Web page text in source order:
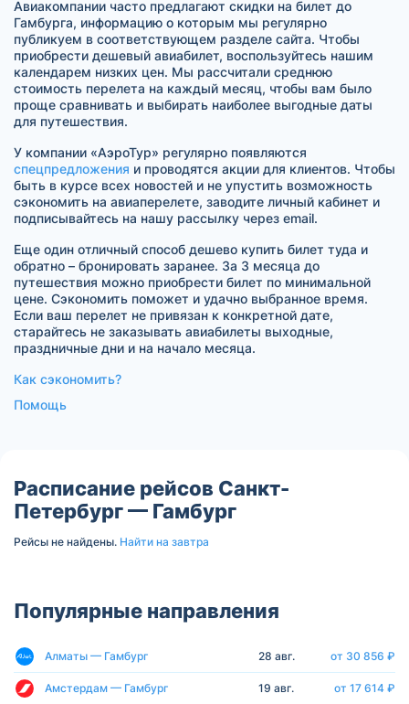
Авиакомпании часто предлагают скидки на билет до
Гамбурга, информацию о которым мы регулярно
публикуем в соответствующем разделе сайта. Чтобы
приобрести дешевый авиабилет, воспользуйтесь нашим
календарем низких цен. Мы рассчитали среднюю
стоимость перелета на каждый месяц, чтобы вам было
проще сравнивать и выбирать наиболее выгодные даты
для путешествия.
У компании «АэроТур» регулярно появляются
спецпредложения и проводятся акции для клиентов. Чтобы
быть в курсе всех новостей и не упустить возможность
сэкономить на авиаперелете, заводите личный кабинет и
подписывайтесь на нашу рассылку через email.
Еще один отличный способ дешево купить билет туда и
обратно – бронировать заранее. За 3 месяца до
путешествия можно приобрести билет по минимальной
цене. Сэкономить поможет и удачно выбранное время.
Если ваш перелет не привязан к конкретной дате,
старайтесь не заказывать авиабилеты выходные,
праздничные дни и на начало месяца.
Как сэкономить?
Помощь
Расписание рейсов Санкт-
Петербург — Гамбург
Рейсы не найдены. Найти на завтра
Популярные направления
Алматы — Гамбург 28 авг. от 30 856 ₽
Амстердам — Гамбург 19 авг. от 17 614 ₽